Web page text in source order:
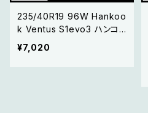
235/40R19 96W Hankoo
k Ventus S1evo3 ハンコッ
クベンタス エス1 エヴォ3 2
本セット 【22年製】
¥7,020